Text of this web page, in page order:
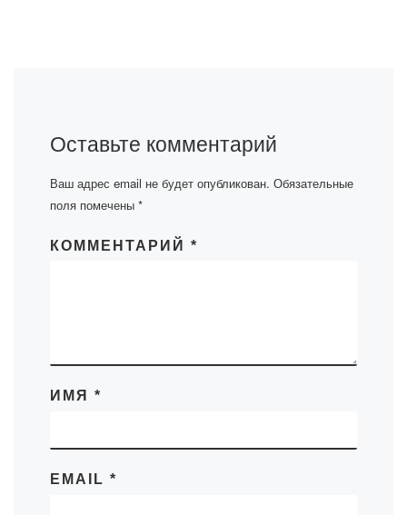
Оставьте комментарий
Ваш адрес email не будет опубликован. Обязательные
поля помечены *
КОММЕНТАРИЙ *
ИМЯ *
EMAIL *